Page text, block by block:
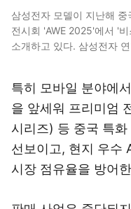
삼성전자 모델이 지난해
전시회 'AWE 2025'에서 '
소개하고 있다. 삼성전자
특히 모바일 분야에
을 앞세워 프리미엄
시리즈) 등 중국 특
선보이고, 현지 우수
시장 점유율을 방어